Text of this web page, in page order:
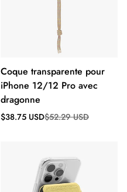
Coque transparente pour
iPhone 12/12 Pro avec
dragonne
Prix
$38.75 USD
Prix
$52.29 USD